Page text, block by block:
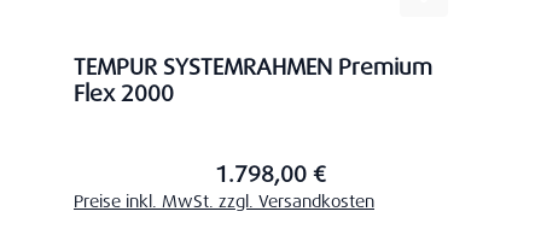
TEMPUR SYSTEMRAHMEN Premium
Flex 2000
Regulärer Preis:1.798,00 €
Preise inkl. MwSt. zzgl. Versandkosten